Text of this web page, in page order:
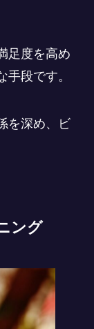
足度を高め
段です。
を深め、ビ
ング